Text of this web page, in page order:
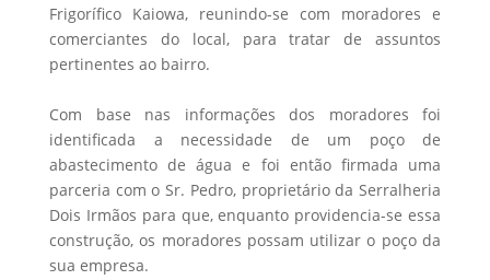
Frigorífico Kaiowa, reunindo-se com moradores e
comerciantes do local, para tratar de assuntos
pertinentes ao bairro.
Com base nas informações dos moradores foi
identificada a necessidade de um poço de
abastecimento de água e foi então firmada uma
parceria com o Sr. Pedro, proprietário da Serralheria
Dois Irmãos para que, enquanto providencia-se essa
construção, os moradores possam utilizar o poço da
sua empresa.